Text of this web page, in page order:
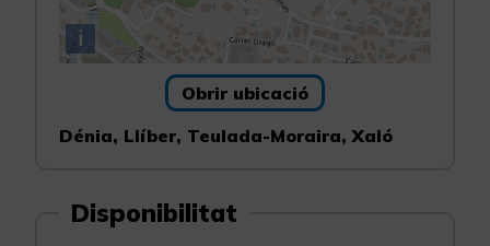
i
Obrir ubicació
Dénia, Llíber, Teulada-Moraira, Xaló
Disponibilitat